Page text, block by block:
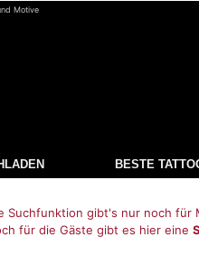
Motive
BESTE
Suchfunktion gibt's nur noch für
für die Gäste gibt es hier eine